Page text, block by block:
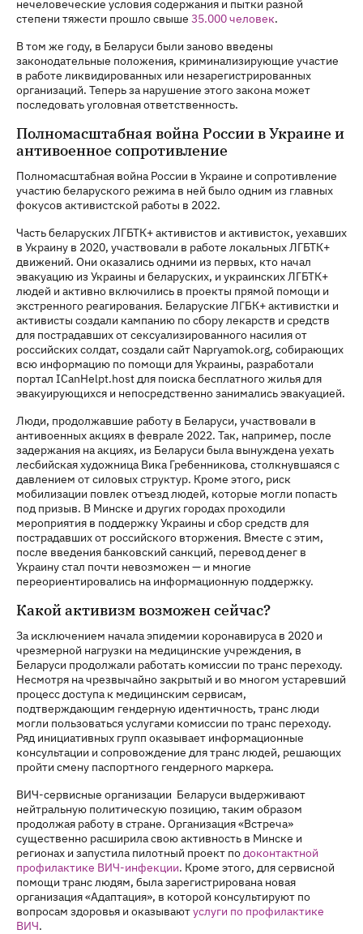
нечеловеческие условия содержания и пытки разной
степени тяжести прошло свыше 35.000 человек.
В том же году, в Беларуси были заново введены
законодательные положения, криминализирующие участие
в работе ликвидированных или незарегистрированных
организаций. Теперь за нарушение этого закона может
последовать уголовная ответственность.
Полномасштабная война России в Украине и
антивоенное сопротивление
Полномасштабная война России в Украине и сопротивление
участию беларуского режима в ней было одним из главных
фокусов активистской работы в 2022.
Часть беларуских ЛГБТК+ активистов и активисток, уехавших
в Украину в 2020, участвовали в работе локальных ЛГБТК+
движений. Они оказались одними из первых, кто начал
эвакуацию из Украины и беларуских, и украинских ЛГБТК+
людей и активно включились в проекты прямой помощи и
экстренного реагирования. Беларуские ЛГБК+ активистки и
активисты создали кампанию по сбору лекарств и средств
для пострадавших от сексуализированного насилия от
российских солдат, создали сайт Napryamok.org, собирающих
всю информацию по помощи для Украины, разработали
портал ICanHelpt.host для поиска бесплатного жилья для
эвакуирующихся и непосредственно занимались эвакуацией.
Люди, продолжавшие работу в Беларуси, участвовали в
антивоенных акциях в феврале 2022. Так, например, после
задержания на акциях, из Беларуси была вынуждена уехать
лесбийская художница Вика Гребенникова, столкнувшаяся с
давлением от силовых структур. Кроме этого, риск
мобилизации повлек отъезд людей, которые могли попасть
под призыв. В Минске и других городах проходили
мероприятия в поддержку Украины и сбор средств для
пострадавших от российского вторжения. Вместе с этим,
после введения банковский санкций, перевод денег в
Украину стал почти невозможен — и многие
переориентировались на информационную поддержку.
Какой активизм возможен сейчас?
За исключением начала эпидемии коронавируса в 2020 и
чрезмерной нагрузки на медицинские учреждения, в
Беларуси продолжали работать комиссии по транс переходу.
Несмотря на чрезвычайно закрытый и во многом устаревший
процесс доступа к медицинским сервисам,
подтверждающим гендерную идентичность, транс люди
могли пользоваться услугами комиссии по транс переходу.
Ряд инициативных групп оказывает информационные
консультации и сопровождение для транс людей, решающих
пройти смену паспортного гендерного маркера.
ВИЧ-сервисные организации Беларуси выдерживают
нейтральную политическую позицию, таким образом
продолжая работу в стране. Организация «Встреча»
существенно расширила свою активность в Минске и
регионах и запустила пилотный проект подоконтактной
профилактике ВИЧ-инфекции. Кроме этого, для сервисной
помощи транс людям, была зарегистрирована новая
организация «Адаптация», в которой консультируют по
вопросам здоровья и оказываютуслуги по профилактике
ВИЧ.